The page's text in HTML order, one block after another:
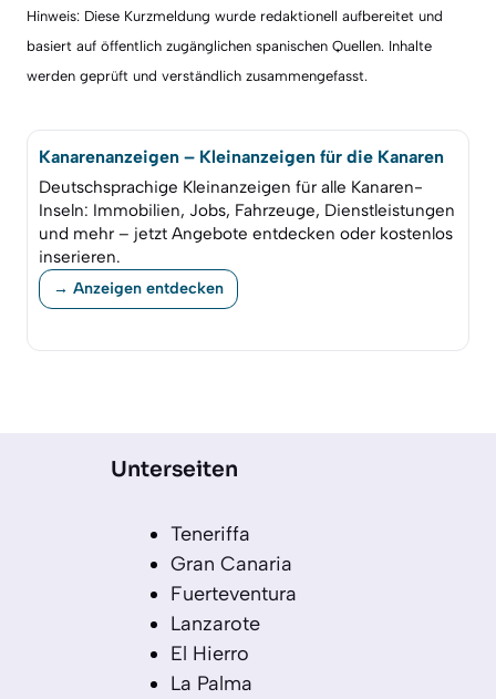
Hinweis: Diese Kurzmeldung wurde redaktionell aufbereitet und
basiert auf öffentlich zugänglichen spanischen Quellen. Inhalte
werden geprüft und verständlich zusammengefasst.
Kanarenanzeigen – Kleinanzeigen für die Kanaren
Deutschsprachige Kleinanzeigen für alle Kanaren-
Inseln: Immobilien, Jobs, Fahrzeuge, Dienstleistungen
und mehr – jetzt Angebote entdecken oder kostenlos
inserieren.
→ Anzeigen entdecken
Unterseiten
Teneriffa
Gran Canaria
Fuerteventura
Lanzarote
El Hierro
La Palma